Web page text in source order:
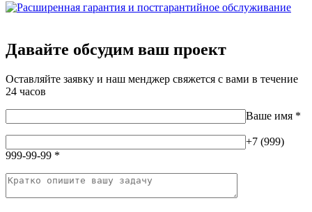
Давайте обсудим ваш проект
Оставляйте заявку и наш менджер свяжется с вами в течение
24 часов
Ваше имя *
+7 (999)
999-99-99 *